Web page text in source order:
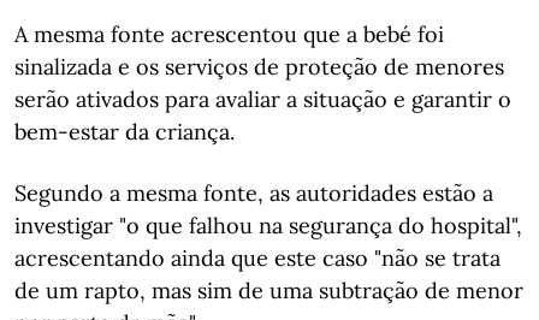
A mesma fonte acrescentou que a bebé foi
sinalizada e os serviços de proteção de menores
serão ativados para avaliar a situação e garantir o
bem-estar da criança.
Segundo a mesma fonte, as autoridades estão a
investigar "o que falhou na segurança do hospital",
acrescentando ainda que este caso "não se trata
de um rapto, mas sim de uma subtração de menor